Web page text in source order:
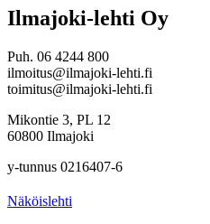
Ilmajoki-lehti Oy
Puh. 06 4244 800
ilmoitus@ilmajoki-lehti.fi
toimitus@ilmajoki-lehti.fi
Mikontie 3, PL 12
60800 Ilmajoki
y-tunnus 0216407-6
Näköislehti